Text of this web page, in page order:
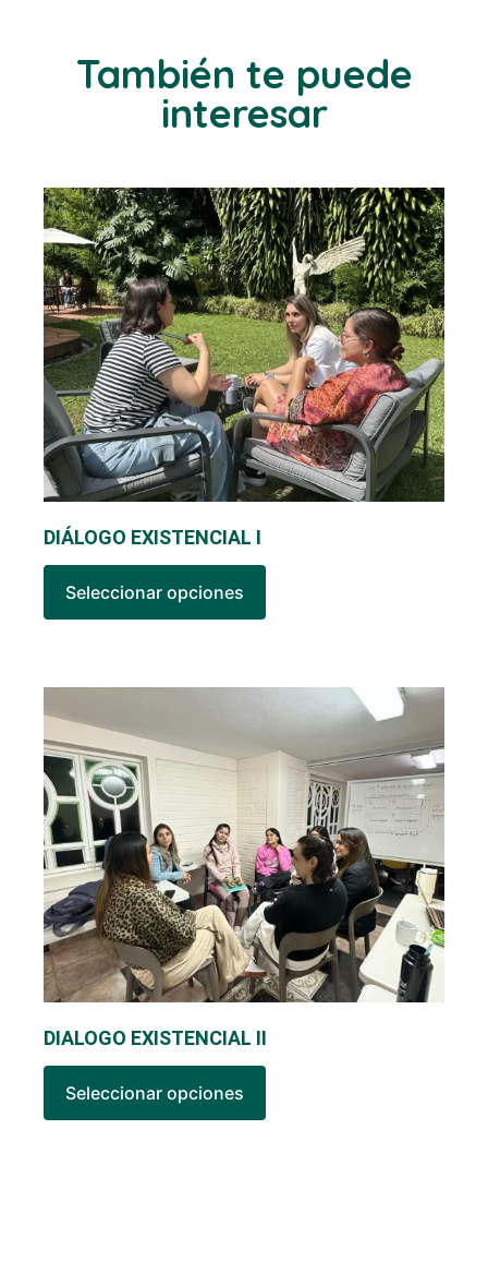
También te puede
interesar
DIÁLOGO EXISTENCIAL I
Seleccionar opciones
DIALOGO EXISTENCIAL II
Seleccionar opciones